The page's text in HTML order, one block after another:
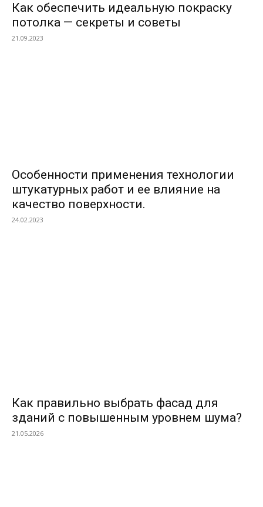
Как обеспечить идеальную покраску
потолка — секреты и советы
21.09.2023
Особенности применения технологии
штукатурных работ и ее влияние на
качество поверхности.
24.02.2023
Как правильно выбрать фасад для
зданий с повышенным уровнем шума?
21.05.2026